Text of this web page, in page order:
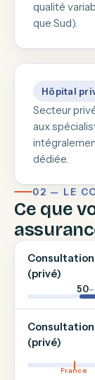
qualité
que Sud).
Hôpital
Secteur
aux
dédiée.
02 — LE
Ce que
(privé)
50
(privé)
France